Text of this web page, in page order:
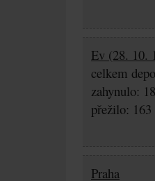
Ev (28. 10.
celkem
zahynulo:
přežilo: 163
Praha